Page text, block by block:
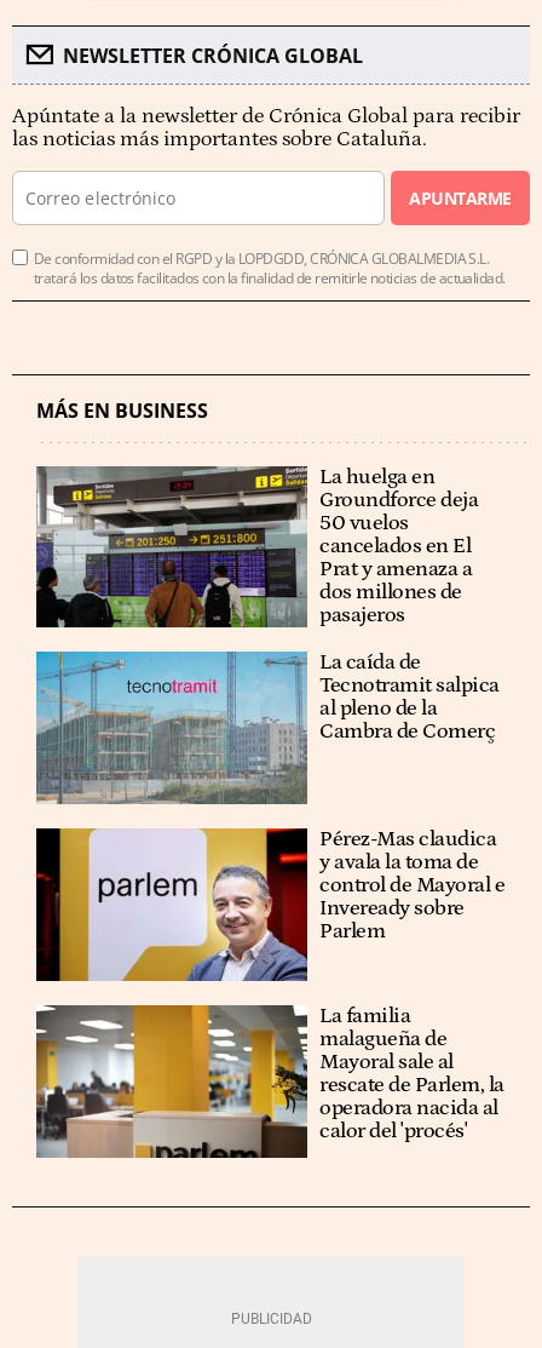
NEWSLETTER CRÓNICA GLOBAL
Apúntate a la newsletter de Crónica Global para recibir
las noticias más importantes sobre Cataluña.
APUNTARME
De conformidad con el RGPD y la LOPDGDD, CRÓNICA GLOBALMEDIA S.L.
tratará los datos facilitados con la finalidad de remitirle noticias de actualidad.
MÁS EN BUSINESS
La huelga en
Groundforce deja
50 vuelos
cancelados en El
Prat y amenaza a
dos millones de
pasajeros
La caída de
Tecnotramit salpica
al pleno de la
Cambra de Comerç
Pérez-Mas claudica
y avala la toma de
control de Mayoral e
Inveready sobre
Parlem
La familia
malagueña de
Mayoral sale al
rescate de Parlem, la
operadora nacida al
calor del 'procés'